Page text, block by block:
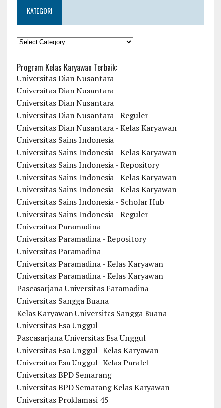
KATEGORI
KATEGORI
Program Kelas Karyawan Terbaik:
Universitas Dian Nusantara
Universitas Dian Nusantara
Universitas Dian Nusantara
Universitas Dian Nusantara - Reguler
Universitas Dian Nusantara - Kelas Karyawan
Universitas Sains Indonesia
Universitas Sains Indonesia - Kelas Karyawan
Universitas Sains Indonesia - Repository
Universitas Sains Indonesia - Kelas Karyawan
Universitas Sains Indonesia - Kelas Karyawan
Universitas Sains Indonesia - Scholar Hub
Universitas Sains Indonesia - Reguler
Universitas Paramadina
Universitas Paramadina - Repository
Universitas Paramadina
Universitas Paramadina - Kelas Karyawan
Universitas Paramadina - Kelas Karyawan
Pascasarjana Universitas Paramadina
Universitas Sangga Buana
Kelas Karyawan Universitas Sangga Buana
Universitas Esa Unggul
Pascasarjana Universitas Esa Unggul
Universitas Esa Unggul- Kelas Karyawan
Universitas Esa Unggul- Kelas Paralel
Universitas BPD Semarang
Universitas BPD Semarang Kelas Karyawan
Universitas Proklamasi 45